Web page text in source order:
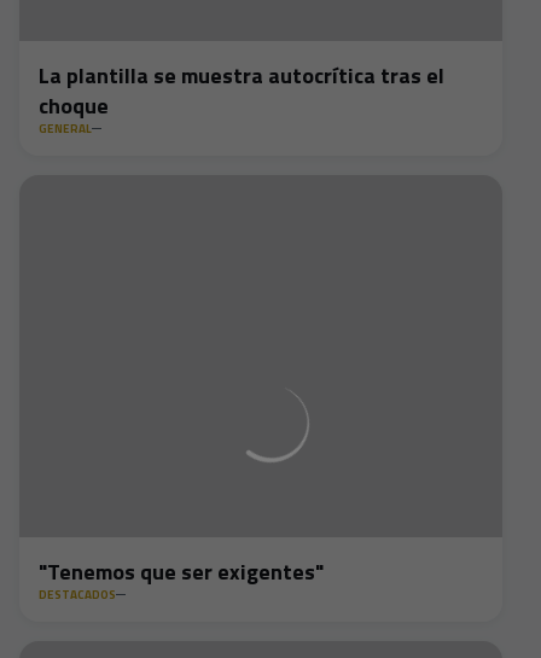
La plantilla se muestra autocrítica tras el
choque
GENERAL
"Tenemos que ser exigentes"
DESTACADOS